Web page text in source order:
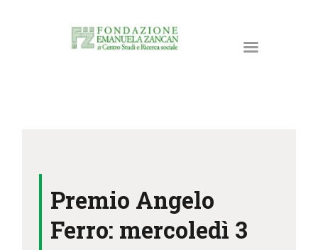
ATTIVITÀ E PROGETTI
RISORSE
Premio Angelo
Ferro: mercoledì 3